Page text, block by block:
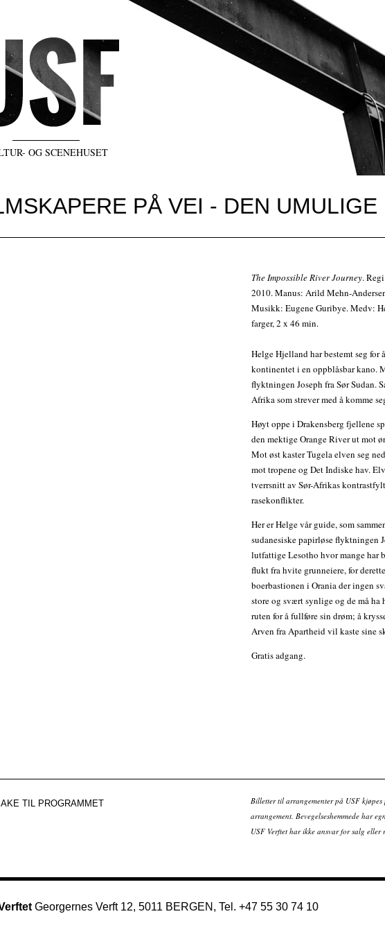
OG SCENEHUSET
PÅ VEI - DEN UMULIGE
The Impossible River Journey.
2010. Manus: Arild Mehn-
Musikk: Eugene Guribye. Medv:
farger, 2 x 46 min.
Helge Hjelland har bestemt seg for
kontinentet i en oppblåsbar kano.
flyktningen Joseph fra Sør Sudan.
Afrika som strever med å komme
Høyt oppe i Drakensberg fjellene
den mektige Orange River ut mot
Mot øst kaster Tugela elven seg
mot tropene og Det Indiske hav.
tverrsnitt av Sør-Afrikas
rasekonflikter.
Her er Helge vår guide, som
sudanesiske papirløse flyktningen
lutfattige Lesotho hvor mange har
flukt fra hvite grunneiere, for
boerbastionen i Orania der ingen
store og svært synlige og de må
ruten for å fullføre sin drøm; å
Arven fra Apartheid vil kaste sine
Gratis adgang.
TIL PROGRAMMET
Billetter til arrangementer på USF
arrangement. Bevegelseshemmede har
USF Verftet har ikke ansvar for salg
Georgernes Verft 12, 5011 BERGEN, Tel. +47 55 30 74 10